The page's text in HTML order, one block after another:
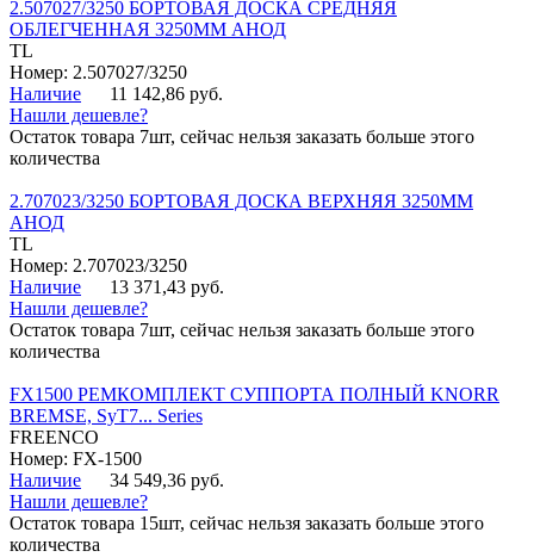
2.507027/3250 БОРТОВАЯ ДОСКА СРЕДНЯЯ
ОБЛЕГЧЕННАЯ 3250ММ АНОД
TL
Номер: 2.507027/3250
Наличие
11 142,86 руб.
Нашли дешевле?
Остаток товара 7шт, сейчас нельзя заказать больше этого
количества
2.707023/3250 БОРТОВАЯ ДОСКА ВЕРХНЯЯ 3250ММ
АНОД
TL
Номер: 2.707023/3250
Наличие
13 371,43 руб.
Нашли дешевле?
Остаток товара 7шт, сейчас нельзя заказать больше этого
количества
FX1500 РЕМКОМПЛЕКТ СУППОРТА ПОЛНЫЙ KNORR
BREMSE, SyT7... Series
FREENCO
Номер: FX-1500
Наличие
34 549,36 руб.
Нашли дешевле?
Остаток товара 15шт, сейчас нельзя заказать больше этого
количества